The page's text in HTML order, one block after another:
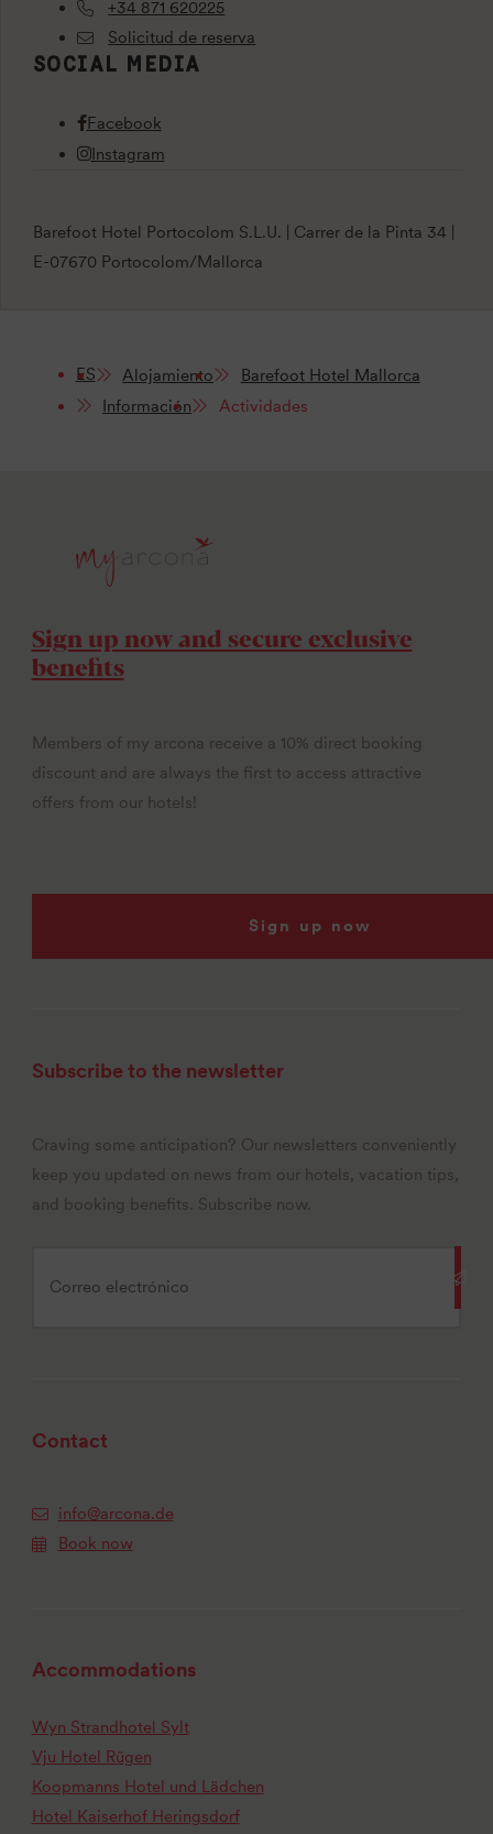
+34 871 620225
Solicitud de reserva
SOCIAL MEDIA
Facebook
Instagram
Barefoot Hotel Portocolom S.L.U. | Carrer de la Pinta 34 |
E-07670 Portocolom/Mallorca
ES Alojamiento
Barefoot Hotel Mallorca
Información
Actividades
Sign up now and secure exclusive
benefits
Members of my arcona receive a 10% direct booking
discount and are always the first to access attractive
offers from our hotels!
Sign up now
Subscribe to the newsletter
Craving some anticipation? Our newsletters conveniently
keep you updated on news from our hotels, vacation tips,
and booking benefits. Subscribe now.
Contact
info@arcona.de
Book now
Accommodations
Wyn Strandhotel Sylt
Vju Hotel Rügen
Koopmanns Hotel und Lädchen
Hotel Kaiserhof Heringsdorf